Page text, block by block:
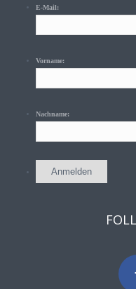
E-Mail:
Vorname:
Nachname: